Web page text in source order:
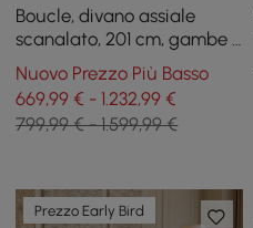
Boucle, divano assiale
scanalato, 201 cm, gambe e
cuscini dorati, set da 2
Nuovo Prezzo Più Basso
669,99 € - 1.232,99 €
799,99 € - 1.599,99 €
Prezzo Early Bird